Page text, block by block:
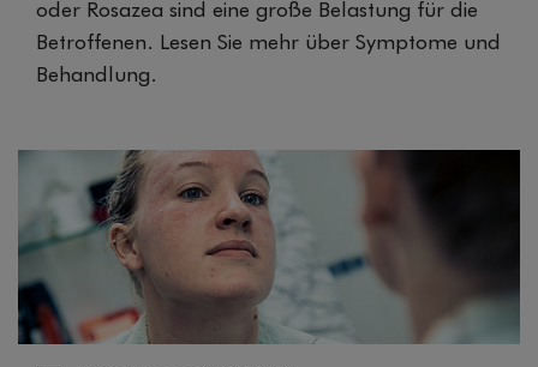
oder Rosazea sind eine große Belastung für die
Betroffenen. Lesen Sie mehr über Symptome und
Behandlung.